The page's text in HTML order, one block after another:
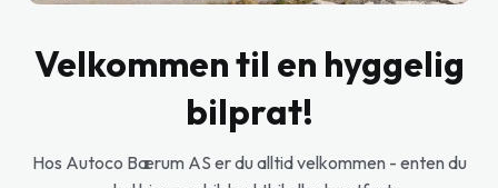
Velkommen til en hyggelig
bilprat!
Hos Autoco Bærum AS er du alltid velkommen - enten du